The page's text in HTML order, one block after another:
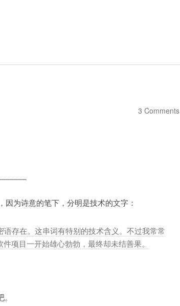
3 Comments
为诗意的笔下，分明是技术的文字：
存在。这串词有特别的技术含义。不过我常常
项目一开始雄心勃勃，最终却未结善果。